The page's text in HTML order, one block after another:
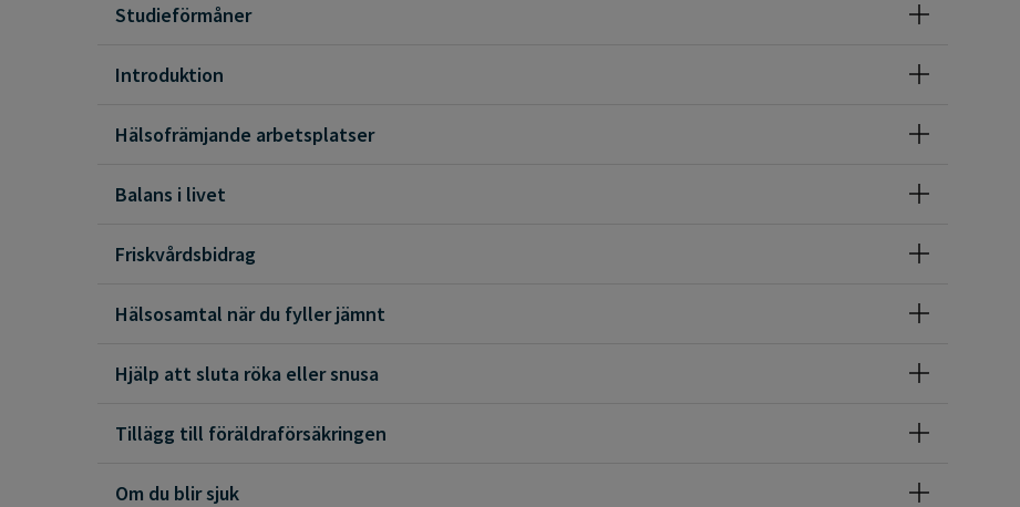
Studieförmåner
Introduktion
Hälsofrämjande arbetsplatser
Balans i livet
Friskvårdsbidrag
Hälsosamtal när du fyller jämnt
Hjälp att sluta röka eller snusa
Tillägg till föräldraförsäkringen
Om du blir sjuk